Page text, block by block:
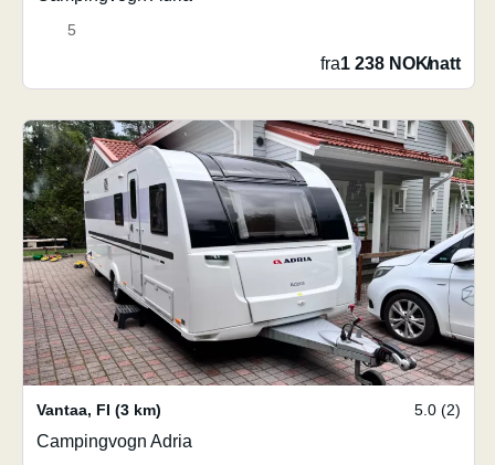
5
fra1 238 NOK/natt
Vantaa, FI (3 km) 5.0 (2)
Campingvogn Adria